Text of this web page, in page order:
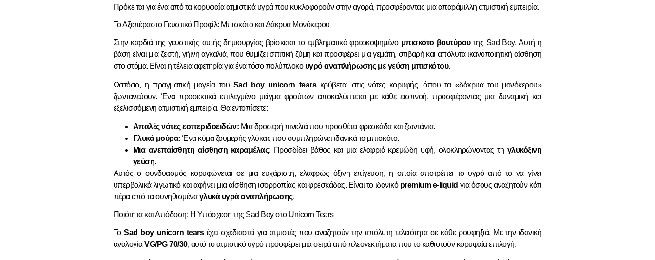
Πρόκειται για ένα από τα κορυφαία ατμιστικά υγρά που κυκλοφορούν στην αγορά, προσφέροντας μια απαράμιλλη ατμιστική εμπειρία.
Το Αξεπέραστο Γευστικό Προφίλ: Μπισκότο και Δάκρυα Μονόκερου
Στην καρδιά της γευστικής αυτής δημιουργίας βρίσκεται το εμβληματικό φρεσκοψημένο μπισκότο βουτύρουτης Sad Boy. Αυτή η
βάση είναι μια ζεστή, γήινη αγκαλιά, που θυμίζει σπιτική ζύμη και προσφέρει μια γεμάτη, στιβαρή και απόλυτα ικανοποιητική αίσθηση
στο στόμα. Είναι η τέλεια αφετηρία για ένα τόσο πολύπλοκο υγρό αναπλήρωσης με γεύση μπισκότου.
Ωστόσο, η πραγματική μαγεία του Sad boy unicorn tearsκρύβεται στις νότες κορυφής, όπου τα «δάκρυα του μονόκερου»
ζωντανεύουν. Ένα προσεκτικά επιλεγμένο μείγμα φρούτων αποκαλύπτεται με κάθε εισπνοή, προσφέροντας μια δυναμική και
εξελισσόμενη ατμιστική εμπειρία. Θα εντοπίσετε:
Απαλές νότες εσπεριδοειδών: Μια δροσερή πινελιά που προσθέτει φρεσκάδα και ζωντάνια.
Γλυκά μούρα: Ένα κύμα ζουμερής γλύκας που συμπληρώνει ιδανικά το μπισκότο.
Μια ανεπαίσθητη αίσθηση καραμέλας: Προσδίδει βάθος και μια ελαφριά κρεμώδη υφή, ολοκληρώνοντας τη γλυκόξινη
γεύση.
Αυτός ο συνδυασμός κορυφώνεται σε μια ευχάριστη, ελαφρώς όξινη επίγευση, η οποία αποτρέπει το υγρό από το να γίνει
υπερβολικά λιγωτικό και αφήνει μια αίσθηση ισορροπίας και φρεσκάδας. Είναι το ιδανικό premium e-liquid για όσους αναζητούν κάτι
πέρα από τα συνηθισμέναγλυκά υγρά αναπλήρωσης.
Ποιότητα και Απόδοση: Η Υπόσχεση της Sad Boy στο Unicorn Tears
ΤοSad boy unicorn tearsέχει σχεδιαστεί για ατμιστές που αναζητούν την απόλυτη τελειότητα σε κάθε ρουφηξιά. Με την ιδανική
αναλογίαVG/PG 70/30, αυτό το ατμιστικό υγρό προσφέρει μια σειρά από πλεονεκτήματα που το καθιστούν κορυφαία επιλογή: